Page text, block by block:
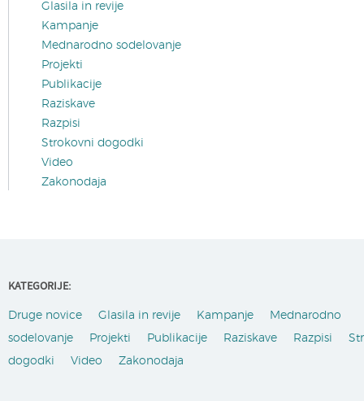
Glasila in revije
Kampanje
Mednarodno sodelovanje
Projekti
Publikacije
Raziskave
Razpisi
Strokovni dogodki
Video
Zakonodaja
KATEGORIJE:
Druge novice Glasila in revije Kampanje
Mednarodno
sodelovanje
Projekti Publikacije Raziskave Razpisi
dogodki
Video Zakonodaja